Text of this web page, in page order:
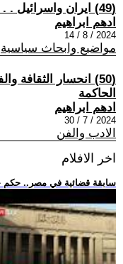
(49) ايران واسرائيل . . نزاع نفوذ وليس صراع وجود
ادهم ابراهيم
2024 / 8 / 14
مواضيع وابحاث سياسية
(50) انحسار الثقافة
الحاكمة
ادهم ابراهيم
2024 / 7 / 30
الادب والفن
اخر الافلام
.. سابقة قضائية في مصر.. حكم